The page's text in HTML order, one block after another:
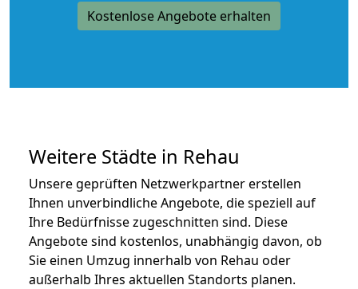
Kostenlose Angebote erhalten
Weitere Städte in Rehau
Unsere geprüften Netzwerkpartner erstellen
Ihnen unverbindliche Angebote, die speziell auf
Ihre Bedürfnisse zugeschnitten sind. Diese
Angebote sind kostenlos, unabhängig davon, ob
Sie einen Umzug innerhalb von Rehau oder
außerhalb Ihres aktuellen Standorts planen.